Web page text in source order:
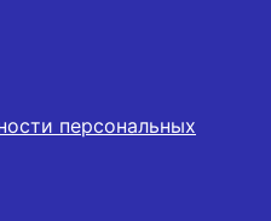
персональных